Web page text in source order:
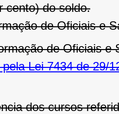
cento) do soldo.
de Oficiais e
de Oficiais e
Lei 7434 de 29/
dos cursos